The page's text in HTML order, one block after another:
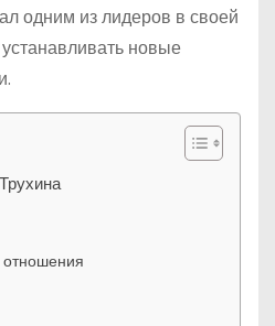
одним из лидеров в своей
новые